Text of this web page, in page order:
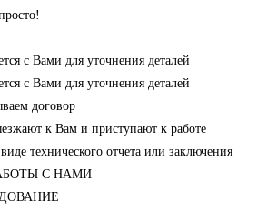
с Вами для уточнения деталей
с Вами для уточнения деталей
договор
к Вам и приступают к работе
технического отчета или заключения
С НАМИ